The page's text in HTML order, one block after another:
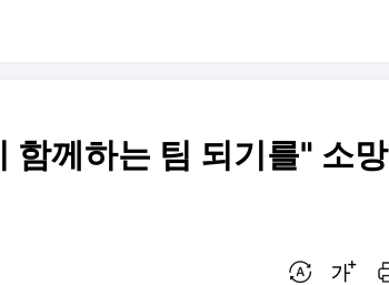
함께하는 팀 되기를" 소망